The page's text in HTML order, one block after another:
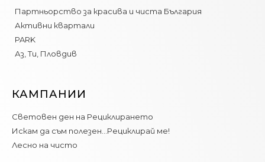
Партньорство за красива и чиста България
Активни квартали
PARK
Аз, Ти, Пловдив
КАМПАНИИ
Световен ден на Рециклирането
Искам да съм полезен…Рециклирай ме!
Лесно на чисто